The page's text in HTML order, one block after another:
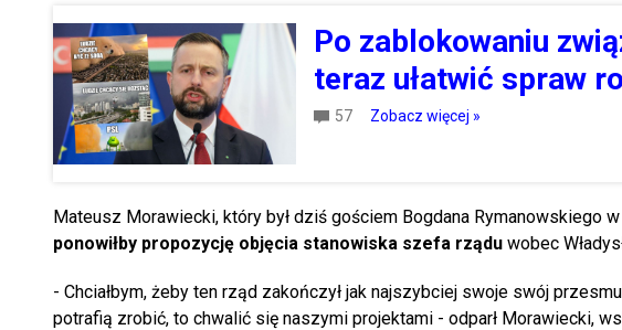
Po zablokowaniu
teraz ułatwić spraw
57 Zobacz więcej »
Mateusz Morawiecki, który był dziś gościem Bogdana Rymanowskiego
ponowiłby propozycję objęcia stanowiska szefa rządu wobec
- Chciałbym, żeby ten rząd zakończył jak najszybciej swoje swój
potrafią zrobić, to chwalić się naszymi projektami - odparł Morawiecki,